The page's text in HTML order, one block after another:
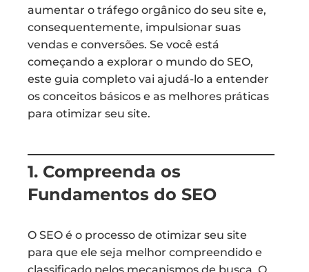
aumentar o tráfego orgânico do seu site e,
consequentemente, impulsionar suas
vendas e conversões. Se você está
começando a explorar o mundo do SEO,
este guia completo vai ajudá-lo a entender
os conceitos básicos e as melhores práticas
para otimizar seu site.
1. Compreenda os
Fundamentos do SEO
O SEO é o processo de otimizar seu site
para que ele seja melhor compreendido e